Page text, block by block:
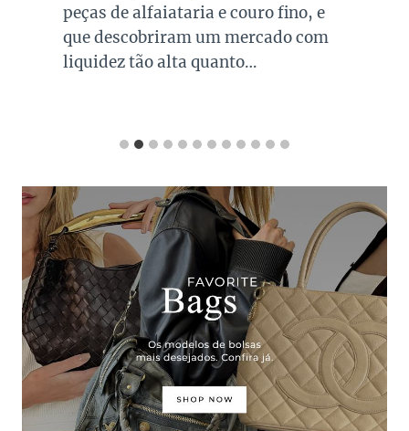
peças de alfaiataria e couro fino, e
que descobriram um mercado com
liquidez tão alta quanto…